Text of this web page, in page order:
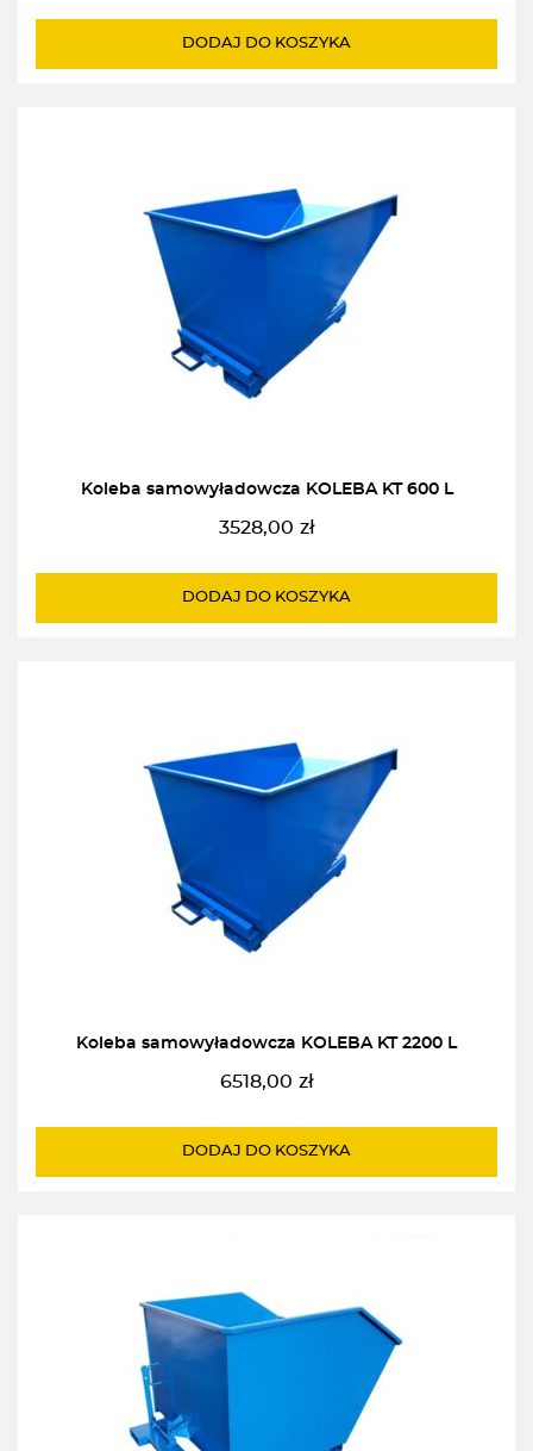
DODAJ DO KOSZYKA
Koleba samowyładowcza KOLEBA KT 600 L
3528,00 zł
DODAJ DO KOSZYKA
Koleba samowyładowcza KOLEBA KT 2200 L
6518,00 zł
DODAJ DO KOSZYKA